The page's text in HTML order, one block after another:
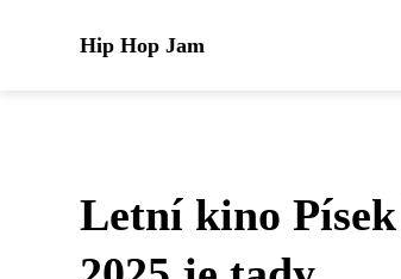
Hip Hop Jam
Letní kino